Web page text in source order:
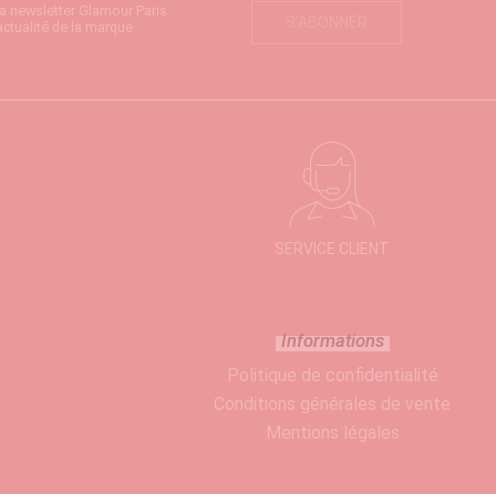
newsletter Glamour Paris
de la marque
SERVICE CLIENT
Informations
Politique de confidentialité
Conditions générales de vente
Mentions légales